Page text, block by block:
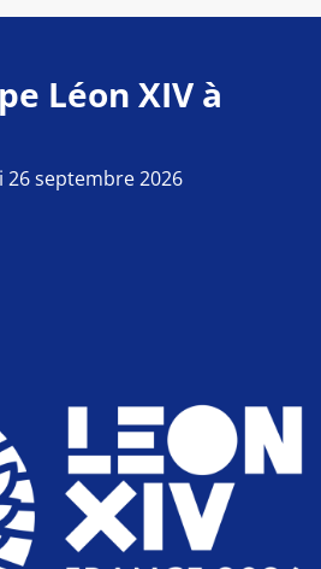
Léon XIV à
26 septembre 2026